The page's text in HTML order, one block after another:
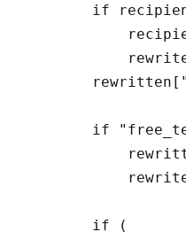
if
if
        if (